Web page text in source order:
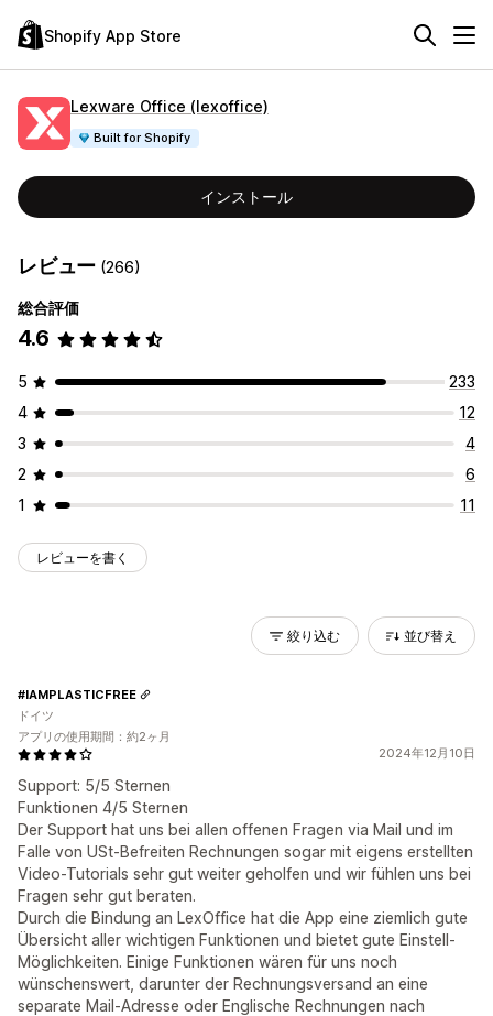
Shopify App Store
Lexware Office (lexoffice)
Built for Shopify
インストール
レビュー (266)
総合評価
4.6
5
233
4
12
3
4
2
6
1
11
レビューを書く
絞り込む 並び替え
2024年12月10日
Support: 5/5 Sternen
Funktionen 4/5 Sternen
Der Support hat uns bei allen offenen Fragen via Mail und im
Falle von USt-Befreiten Rechnungen sogar mit eigens erstellten
Video-Tutorials sehr gut weiter geholfen und wir fühlen uns bei
Fragen sehr gut beraten.
Durch die Bindung an LexOffice hat die App eine ziemlich gute
Übersicht aller wichtigen Funktionen und bietet gute Einstell-
Möglichkeiten. Einige Funktionen wären für uns noch
wünschenswert, darunter der Rechnungsversand an eine
separate Mail-Adresse oder Englische Rechnungen nach
#IAMPLASTICFREE
ドイツ
アプリの使用期間：約2ヶ月